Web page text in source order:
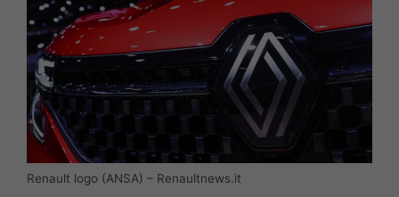
Renault logo (ANSA) – Renaultnews.it